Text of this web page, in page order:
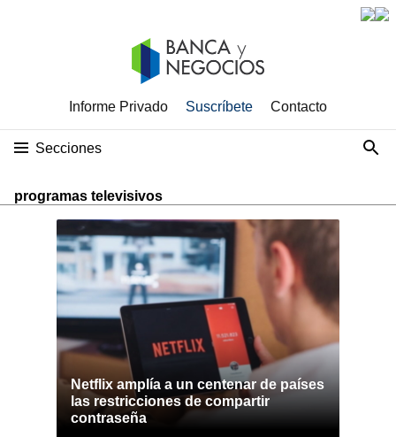
Informe Privado Suscríbete Contacto
Secciones
programas televisivos
Netflix amplía a un centenar de países
las restricciones de compartir
contraseña